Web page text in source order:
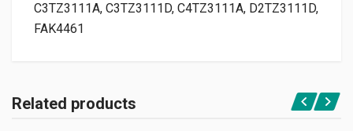
C3TZ3111A, C3TZ3111D, C4TZ3111A, D2TZ3111D,
FAK4461
Related products